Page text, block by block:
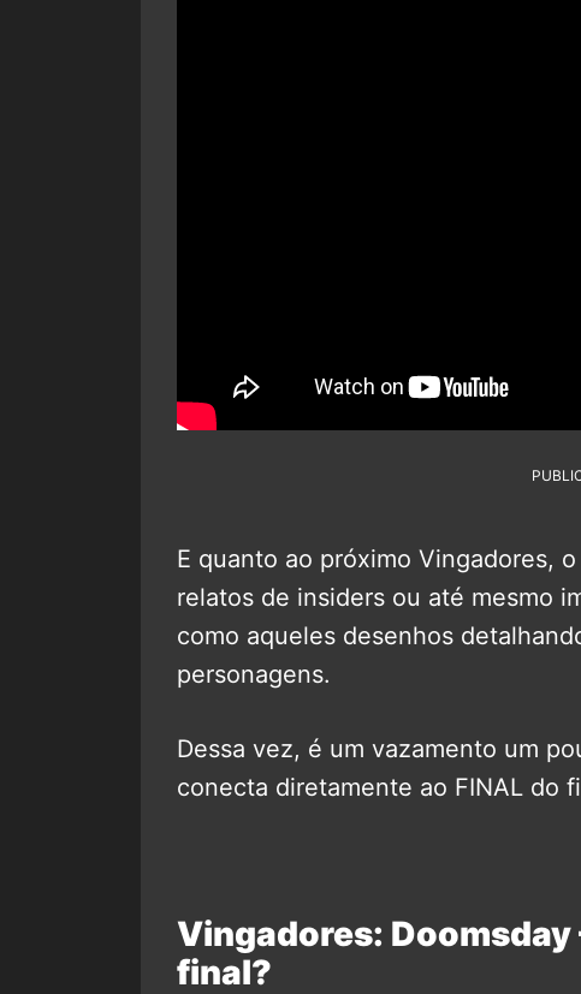
E quanto ao próximo Vingadores,
relatos de insiders ou até mesmo
como aqueles desenhos
personagens.
Dessa vez, é um vazamento um
conecta diretamente ao FINAL do
Vingadores: Doomsday
final?